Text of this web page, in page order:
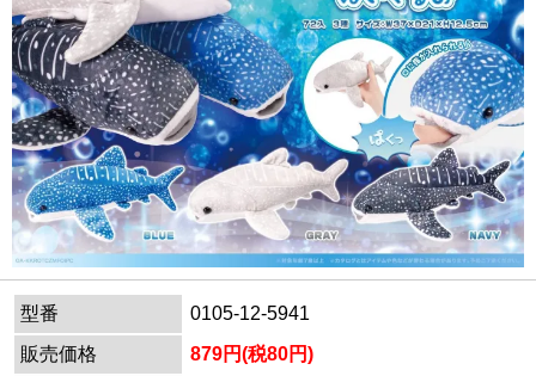
型番
0105-12-5941
販売価格
879円(税80円)